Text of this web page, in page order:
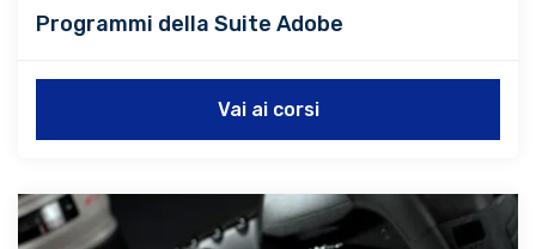
Programmi della Suite Adobe
Vai ai corsi